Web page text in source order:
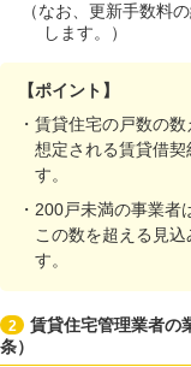
（なお、更新手数料
します。）
【ポイント】
・賃貸住宅の戸数の
想定される賃貸借
す。
・200戸未満の事業
この数を超える見
す。
2
賃貸住宅管理業者の
条）